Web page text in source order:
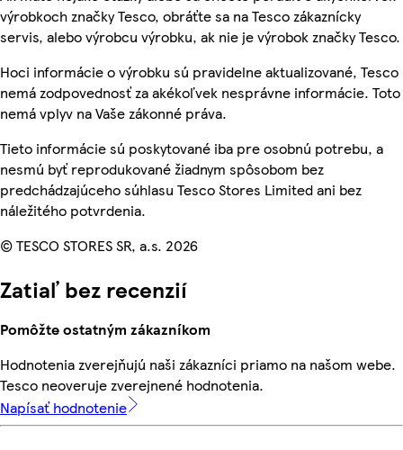
výrobkoch značky Tesco, obráťte sa na Tesco zákaznícky
servis, alebo výrobcu výrobku, ak nie je výrobok značky Tesco.
Hoci informácie o výrobku sú pravidelne aktualizované, Tesco
nemá zodpovednosť za akékoľvek nesprávne informácie. Toto
nemá vplyv na Vaše zákonné práva.
Tieto informácie sú poskytované iba pre osobnú potrebu, a
nesmú byť reprodukované žiadnym spôsobom bez
predchádzajúceho súhlasu Tesco Stores Limited ani bez
náležitého potvrdenia.
© TESCO STORES SR, a.s. 2026
Zatiaľ bez recenzií
Pomôžte ostatným zákazníkom
Hodnotenia zverejňujú naši zákazníci priamo na našom webe.
Tesco neoveruje zverejnené hodnotenia.
Napísať hodnotenie